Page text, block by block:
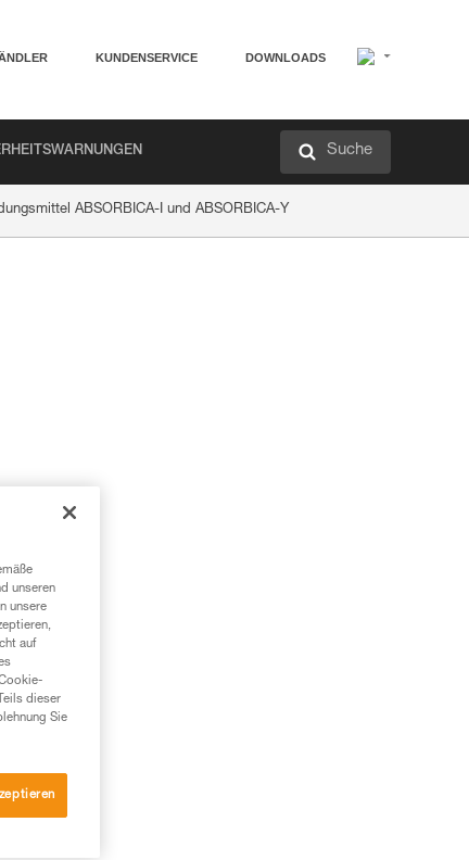
KUNDENSERVICE DOWNLOADS
Suche
ABSORBICA-I und ABSORBICA-Y
unseren
unsere
auf
dieser
Sie